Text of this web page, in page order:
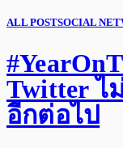
ALL POSTSOCIAL
Twitter ไ
อีกต่อไป